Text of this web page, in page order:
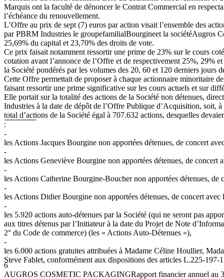
Marquis ont la faculté de dénoncer le Contrat Commercial en
l’échéance du renouvellement.
L’Offre au prix de sept (7) euros par action visait l’ensemble des
parPBRM Industries le groupefamilialBourgineet la sociétéAugros
25,69% du capital et 23,70% des droits de vote.
Ce prix faisait notamment ressortirune prime de 23% surle cours
cotation avant l’annonce de l’Offre et de respectivement 25%, 29%
la Société pondérés par les volumes des 20, 60 et 120 derniers jours
Cette Offre permettait de proposer à chaque actionnaire minoritaire
faisant ressortir une prime significative sur les cours actuels et sur
Elle portait sur la totalité des actions de la Société non détenues,
Industries à la date de dépôt de l’Offre Publique d’Acquisition, soit,
total d’actions de la Société égal à 707.632 actions, desquelles
:
-
les Actions Jacques Bourgine non apportées détenues, de concert
-
les Actions Geneviève Bourgine non apportées détenues, de concert
-
les Actions Catherine Bourgine-Boucher non apportées détenues, de
-
les Actions Didier Bourgine non apportées détenues, de concert avec
-
les 5.920 actions auto-détenues par la Société (qui ne seront pas
aux titres détenus par l’Initiateur à la date du Projet de Note
2° du Code de commerce) (les « Actions Auto-Détenues »),
-
les 6.000 actions gratuites attribuées à Madame Céline Houllier,
Steve Fablet, conformément aux dispositions des articles L.225-
6
AUGROS COSMETIC PACKAGINGRapport financier annuel au